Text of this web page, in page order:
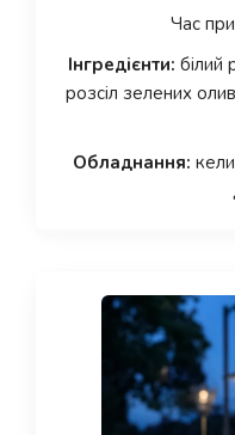
Час
Інгредієнти: білий
розсіл зелених
Обладнання: